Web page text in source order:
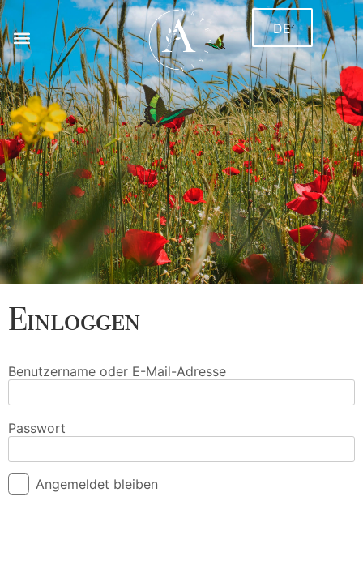
DE
Einloggen
Benutzername oder E-Mail-Adresse
Passwort
Angemeldet bleiben